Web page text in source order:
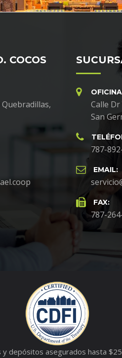
COCOS
Calle
San
787-
EMAIL:
FAX:
787-
depósitos asegurados hasta